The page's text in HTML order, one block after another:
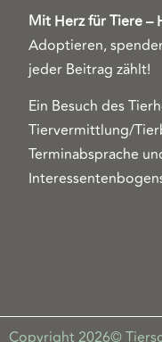
Mit Herz für Tiere –
Adoptieren,
jeder Beitrag zählt!
Ein Besuch des
Tiervermittlung/
Terminabsprache
Copyright 2026©